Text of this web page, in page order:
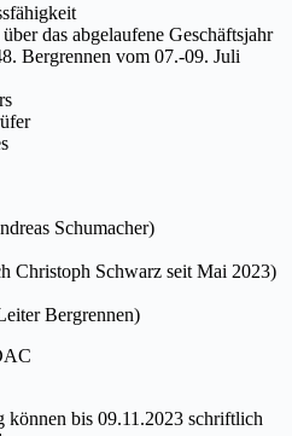
das abgelaufene Geschäftsjahr
Bergrennen vom 07.-09. Juli
Schumacher)
Christoph Schwarz seit Mai 2023)
Bergrennen)
können bis 09.11.2023 schriftlich